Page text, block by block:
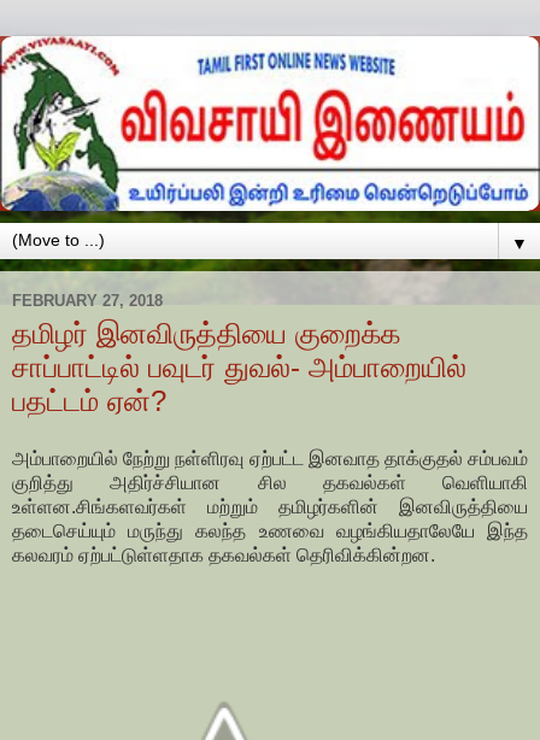
▼
FEBRUARY 27, 2018
தமிழர் இனவிருத்தியை குறைக்க
சாப்பாட்டில் பவுடர் துவல்- அம்பாறையில்
பதட்டம் ஏன்?
அம்பாறையில் நேற்று நள்ளிரவு ஏற்பட்ட இனவாத தாக்குதல் சம்பவம்
குறித்து அதிர்ச்சியான சில தகவல்கள் வெளியாகி
உள்ளன.சிங்களவர்கள் மற்றும் தமிழர்களின் இனவிருத்தியை
தடைசெய்யும் மருந்து கலந்த உணவை வழங்கியதாலேயே இந்த
கலவரம் ஏற்பட்டுள்ளதாக தகவல்கள் தெரிவிக்கின்றன.